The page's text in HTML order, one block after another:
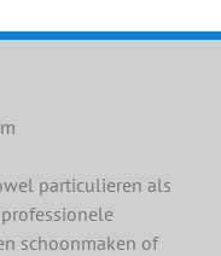
particulieren als
schoonmaken of